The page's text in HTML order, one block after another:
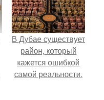
В Дубае существует
район, который
кажется ошибкой
самой реальности.